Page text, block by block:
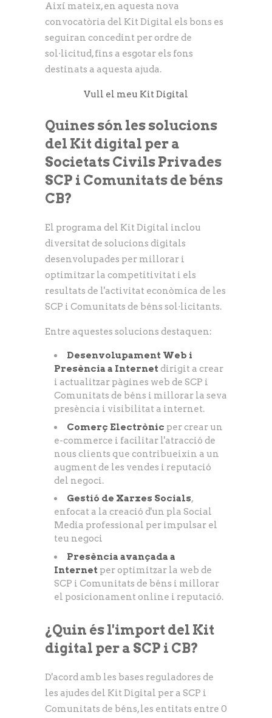
Així mateix, en aquesta nova
convocatòria del Kit Digital els bons es
seguiran concedint per ordre de
sol·licitud, fins a esgotar els fons
destinats a aquesta ajuda.
Vull el meu Kit Digital
Quines són les solucions
del Kit digital per a
Societats Civils Privades
SCP i Comunitats de béns
CB?
El programa del Kit Digital inclou
diversitat de solucions digitals
desenvolupades per millorar i
optimitzar la competitivitat i els
resultats de l'activitat econòmica de les
SCP i Comunitats de béns sol·licitants.
Entre aquestes solucions destaquen:
Desenvolupament Web i
Presència a Internetdirigit a crear
i actualitzar pàgines web de SCP i
Comunitats de béns i millorar la seva
presència i visibilitat a internet.
Comerç Electrònic per crear un
e-commerce i facilitar l'atracció de
nous clients que contribueixin a un
augment de les vendes i reputació
del negoci.
Gestió de Xarxes Socials,
enfocat a la creació d'un pla Social
Media professional per impulsar el
teu negoci
Presència avançada a
Internet per optimitzar la web de
SCP i Comunitats de béns i millorar
el posicionament online i reputació.
¿Quin és l'import del Kit
digital per a SCP i CB?
D'acord amb les bases reguladores de
les ajudes del Kit Digital per a SCP i
Comunitats de béns, les entitats entre 0